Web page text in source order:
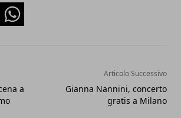
Whatsapp
a
Articolo Successivo
Gianna Nannini, concerto
gratis a Milano